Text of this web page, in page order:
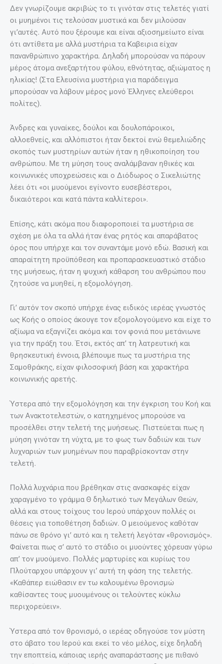
Δεν γνωρίζουμε ακριβώς το τι γινόταν στις τελετές γιατί
οι μυημένοι τις τελούσαν μυστικά και δεν μιλούσαν
γι’αυτές. Αυτό που ξέρουμε και είναι αξιοσημείωτο είναι
ότι αντίθετα με αλλά μυστήρια τα Καβειρια είχαν
πανανθρώπινο χαρακτήρα. Δηλαδή μπορούσαν να πάρουν
μέρος άτομα ανεξαρτήτου φύλου, εθνότητας, αξιώματος η
ηλικίας! (Στα Ελευσίνια μυστήρια για παράδειγμα
μπορούσαν να λάβουν μέρος μονό Έλληνες ελεύθεροι
πολίτες).
Άνδρες και γυναίκες, δούλοι και δουλοπάροικοι,
αλλοεθνείς, και αλλόπιστοι ήταν δεκτοί ενώ θεμελιώδης
σκοπός των μυστηρίων αυτών ήταν η ηθικοποίηση του
ανθρώπου. Με τη μύηση τους αναλάμβαναν ηθικές και
κοινωνικές υποχρεώσεις και ο Διόδωρος ο Σικελιώτης
λέει ότι «οι μυούμενοι εγίνοντο ευσεβέστεροι,
δικαιότεροι και κατά πάντα καλλίτεροι».
Επίσης, κάτι ακόμα που διαφοροποιεί τα μυστήρια σε
σχέση με όλα τα αλλά ήταν ένας ρητός και απαράβατος
όρος που υπήρχε και τον συναντάμε μονό εδώ. Βασική και
απαραίτητη προϋπόθεση και προπαρασκευαστικό στάδιο
της μυήσεως, ήταν η ψυχική κάθαρση του ανθρώπου που
ζητούσε να μυηθεί, η εξομολόγηση.
Γι’ αυτόν τον σκοπό υπήρχε ένας ειδικός ιερέας γνωστός
ως Κοής ο οποίος άκουγε τον εξομολογούμενο και είχε το
αξίωμα να εξαγνίζει ακόμα και τον φονιά που μετάνιωνε
για την πράξη του. Έτσι, εκτός απ’ τη λατρευτική και
θρησκευτική έννοια, βλέπουμε πως τα μυστήρια της
Σαμοθράκης, είχαν φιλοσοφική βάση και χαρακτήρα
κοινωνικής αρετής.
Ύστερα από την εξομολόγηση και την έγκριση του Κοή και
των Ανακτοτελεστών, ο κατηχημένος μπορούσε να
προσέλθει στην τελετή της μυήσεως. Πιστεύεται πως η
μύηση γινόταν τη νύχτα, με το φως των δαδιών και των
λυχναριών των μυημένων που παραβρίσκονταν στην
τελετή.
Πολλά λυχνάρια που βρέθηκαν στις ανασκαφές είχαν
χαραγμένο το γράμμα Θ δηλωτικό των Μεγάλων Θεών,
αλλά και στους τοίχους του Ιερού υπάρχουν πολλές οι
θέσεις για τοποθέτηση δαδιών. Ο μειούμενος καθόταν
πάνω σε θρόνο γι’ αυτό και η τελετή λεγόταν «θρονισμός».
Φαίνεται πως σ’ αυτό το στάδιο οι μυούντες χόρευαν γύρω
απ’ τον μυούμενο. Πολλές μαρτυρίες και κυρίως του
Πλούταρχου υπάρχουν γι’ αυτή τη φάση της τελετής.
«Καθάπερ ειώθασιν εν τω καλουμένω θρονισμώ
καθίσαντες τους μυουμένους οι τελούντες κύκλω
περιχορεύειν».
Ύστερα από τον θρονισμό, ο ιερέας οδηγούσε τον μύστη
στο άβατο του Ιερού και εκεί το νέο μέλος, είχε δηλαδή
την εποπτεία, κάποιας ιερής αναπαράστασης με πιθανό